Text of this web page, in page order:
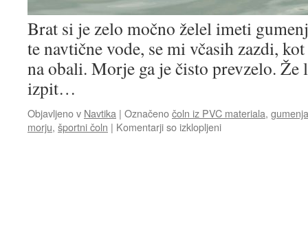
Brat si je zelo močno želel imeti
te navtične vode, se mi včasih zazdi,
na obali. Morje ga je čisto prevzelo.
izpit…
Objavljeno v Navtika | Označenočoln iz PVC materiala,
morju, športni čoln | Komentarji so izklopljeniza